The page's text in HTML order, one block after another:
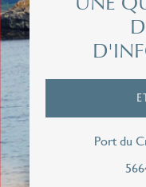
Port du
Téléphone*